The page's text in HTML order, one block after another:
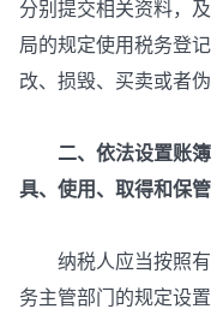
分别提交相关资料，
局的规定使用税务登
改、损毁、买卖或者伪
二、依法设置账簿
具、使用、取得和保
纳税人应当按照有
务主管部门的规定设